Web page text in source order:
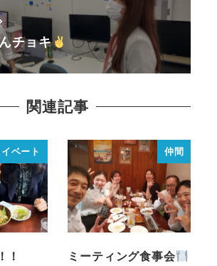
チョキ
関連記事
ベート
！
仲間
ミーティング食事会